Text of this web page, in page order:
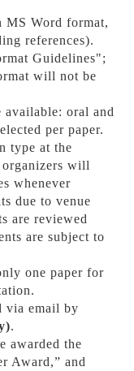
MS Word format,
references).
Guidelines";
will not be
available: oral and
per paper.
type at the
will
whenever
due to venue
are reviewed
are subject to
one paper for
via email by
.
awarded the
Award,” and